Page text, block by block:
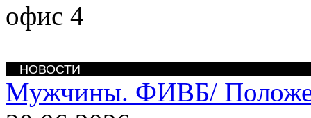
офис 4
НОВОСТИ
Мужчины. ФИВБ/